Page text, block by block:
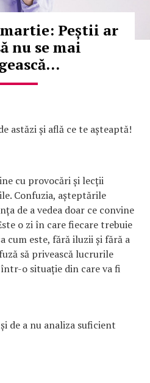
Peștii ar
nu se mai
astăzi și află ce te așteaptă!
cu provocări și lecții
Confuzia, așteptările
de a vedea doar ce convine
o zi în care fiecare trebuie
cum este, fără iluzii și fără a
să privească lucrurile
o situație din care va fi
de a nu analiza suficient